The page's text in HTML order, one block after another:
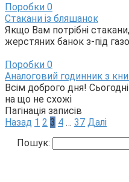
Поробки 0
Стакани із бляшанок
Якщо Вам потрібні
жерстяних банок з-під
Поробки 0
Аналоговий годинник з
Всім доброго дня!
на що не схожі
Пагінація записів
Назад 1 2 3 4 … 37 Далі
Пошук: